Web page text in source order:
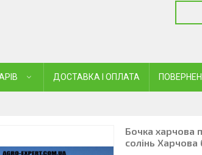
ДОСТАВКА І ОПЛАТА
Бочка харчова
солінь